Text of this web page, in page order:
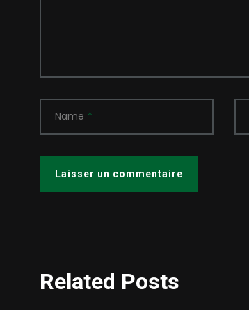
Name *
Related Posts